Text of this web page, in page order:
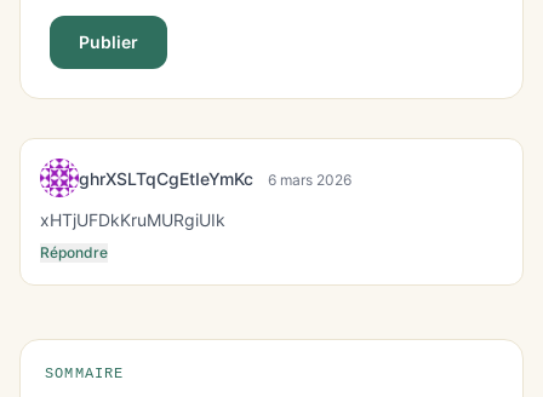
Publier
ghrXSLTqCgEtIeYmKc 6 mars 2026
xHTjUFDkKruMURgiUIk
Répondre
SOMMAIRE